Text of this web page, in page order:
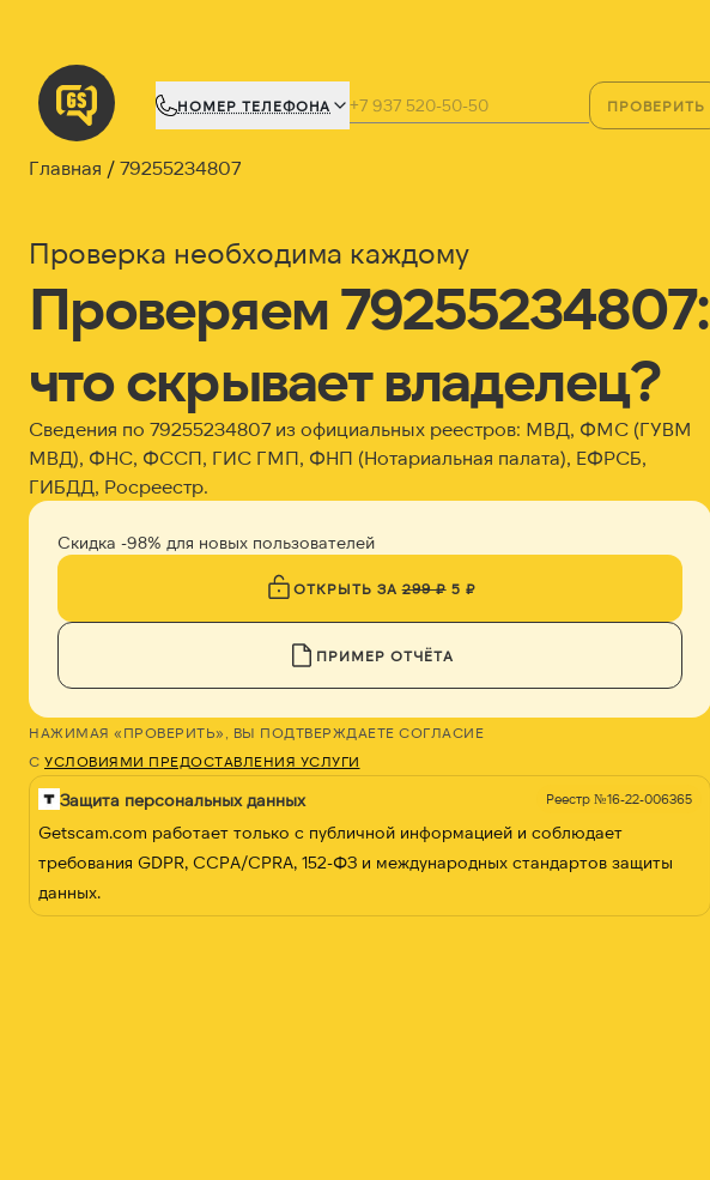
НОМЕР ТЕЛЕФОНА ПРОВЕРИТЬ
Главная 79255234807
Проверка необходима каждому
Проверяем 79255234807:
что скрывает владелец?
Сведения по 79255234807 из официальных реестров: МВД, ФМС (ГУВМ
МВД), ФНС, ФССП, ГИС ГМП, ФНП (Нотариальная палата), ЕФРСБ,
ГИБДД, Росреестр.
Скидка -98% для новых пользователей
ОТКРЫТЬ ЗА299 ₽5 ₽
ПРИМЕР ОТЧЁТА
НАЖИМАЯ «ПРОВЕРИТЬ», ВЫ ПОДТВЕРЖДАЕТЕ СОГЛАСИЕ
С УСЛОВИЯМИ ПРЕДОСТАВЛЕНИЯ УСЛУГИ
Защита персональных данных Реестр №16-22-006365
Getscam.com работает только с публичной информацией и соблюдает
требования GDPR, CCPA/CPRA, 152-ФЗ и международных стандартов защиты
данных.